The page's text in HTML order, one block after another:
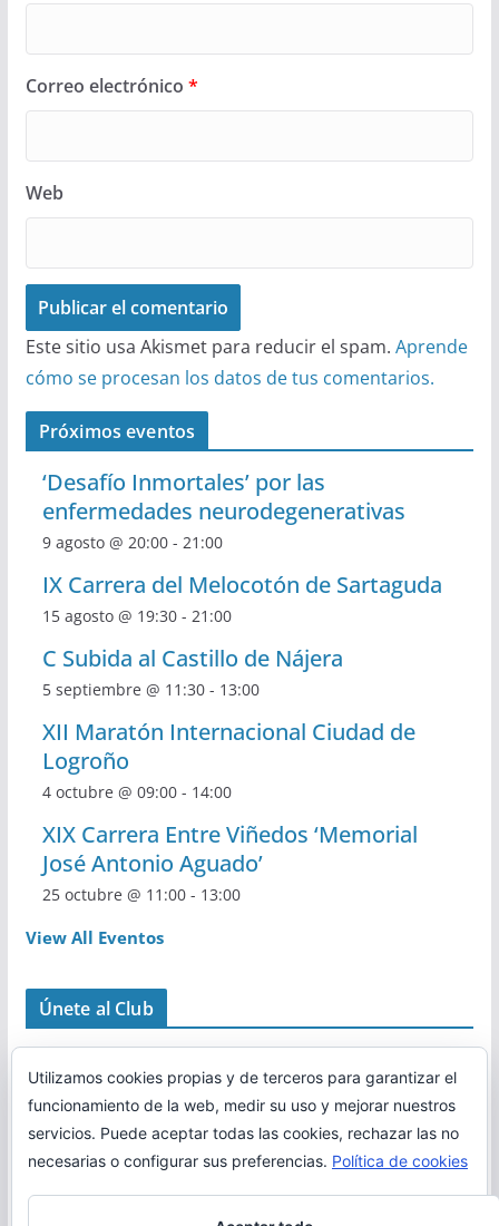
Correo electrónico *
Web
Este sitio usa Akismet para reducir el spam. Aprende
cómo se procesan los datos de tus comentarios.
Próximos eventos
‘Desafío Inmortales’ por las
enfermedades neurodegenerativas
9 agosto @ 20:00- 21:00
IX Carrera del Melocotón de Sartaguda
15 agosto @ 19:30- 21:00
C Subida al Castillo de Nájera
5 septiembre @ 11:30- 13:00
XII Maratón Internacional Ciudad de
Logroño
4 octubre @ 09:00- 14:00
XIX Carrera Entre Viñedos ‘Memorial
José Antonio Aguado’
25 octubre @ 11:00- 13:00
View All Eventos
Únete al Club
Utilizamos cookies propias y de terceros para garantizar el
funcionamiento de la web, medir su uso y mejorar nuestros
servicios. Puede aceptar todas las cookies, rechazar las no
necesarias o configurar sus preferencias. Política de cookies